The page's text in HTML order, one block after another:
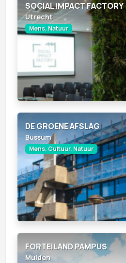
SOCIAL IMPACT FACTORY
Utrecht
Mens, Natuur
DE GROENE AFSLAG
Bussum
Mens, Cultuur, Natuur
FORTEILAND PAMPUS
Muiden